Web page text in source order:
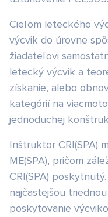
Cieľom leteckého
výcvik do úrovne
žiadateľovi
letecký výcvik a
získanie, alebo
kategórií na
jednoduchej
Inštruktor CRI(SPA)
ME(SPA), pričom
CRI(SPA)
najčastejšou
poskytovanie